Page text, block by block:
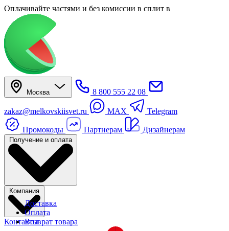
Оплачивайте частями и без комиссии в сплит в
Москва 8 800 555 22 08
zakaz@melkovskiisvet.ru MAX Telegram
Промокоды Партнерам Дизайнерам
Получение и оплата
Доставка
Оплата
Возврат товара
Компания
Контакты